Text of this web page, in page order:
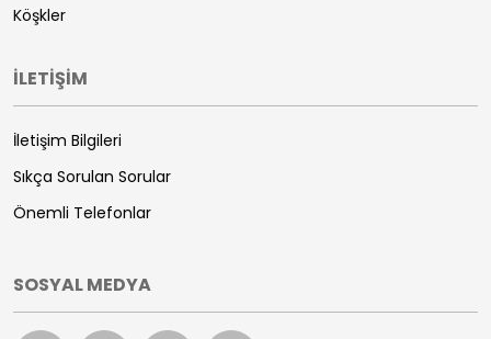
Köşkler
İLETİŞİM
İletişim Bilgileri
Sıkça Sorulan Sorular
Önemli Telefonlar
SOSYAL MEDYA